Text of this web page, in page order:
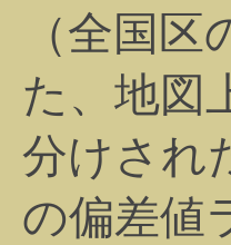
（全国
た、地図
分けされ
の偏差値